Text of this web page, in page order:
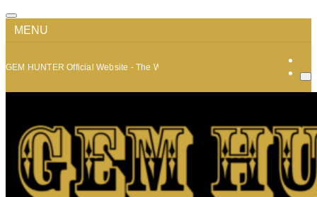
MENU
GEM HUNTER Official Website - The World of Minerals and Jewelry